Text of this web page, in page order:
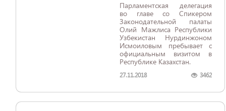
​​​​​​​Парламентская делегация
во главе со Спикером
Законодательной палаты
Олий Мажлиса Республики
Узбекистан Нурдинжоном
Исмоиловым пребывает с
официальным визитом в
Республике Казахстан.
27.11.2018 3462